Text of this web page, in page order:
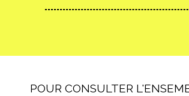
POUR CONSULTER